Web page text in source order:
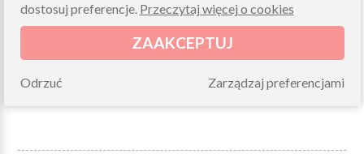
sklep@morelkowe.pl
+48 34 506 50 60
+48 34 506 50 70
NIP 573 262 56 01
dostosuj preferencje. Przeczytaj więcej o cookies
ZAAKCEPTUJ
Zarządzaj preferencjami
Odrzuć